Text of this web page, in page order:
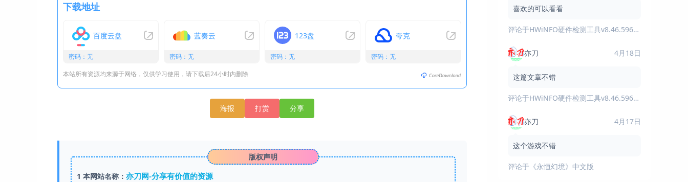
下载地址
百度云盘
密码：无
蓝奏云
密码：无
123盘
密码：无
夸克
密码：无
本站所有资源均来源于网络，仅供学习使用，请下载后24小时内删除
海报 打赏 分享
版权声明
1 本网站名称： 亦刀网-分享有价值的资源
喜欢的可以看看
评论于HWiNFO硬件检测工具v8.46.5960绿色版
亦刀 4月18日
这篇文章不错
评论于HWiNFO硬件检测工具v8.46.5960绿色版
亦刀 4月17日
这个游戏不错
评论于 《永恒幻境》中文版